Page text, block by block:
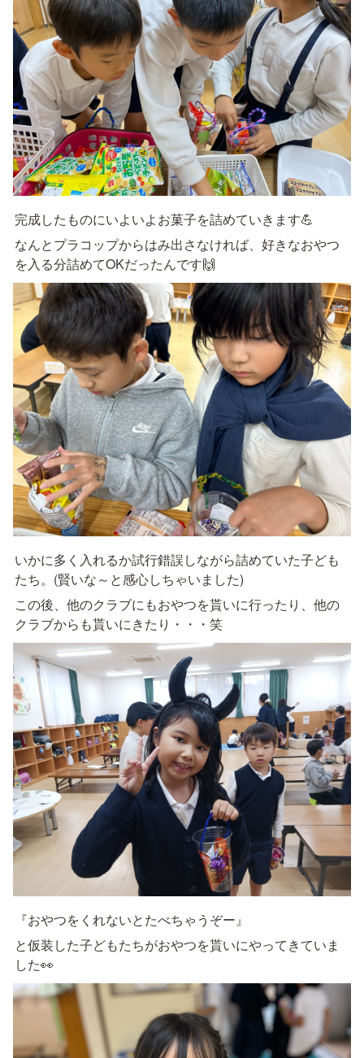
完成したものにいよいよお菓子を詰めていきます💪
なんとプラコップからはみ出さなければ、好きなおやつ
を入る分詰めてOKだったんです🙌
いかに多く入れるか試行錯誤しながら詰めていた子ども
たち。(賢いな～と感心しちゃいました)
この後、他のクラブにもおやつを貰いに行ったり、他の
クラブからも貰いにきたり・・・笑
『おやつをくれないとたべちゃうぞー』
と仮装した子どもたちがおやつを貰いにやってきていま
した👀